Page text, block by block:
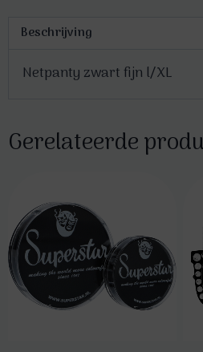
Beschrijving
Netpanty zwart fijn l/XL
Gerelateerde